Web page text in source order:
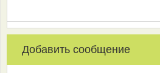
Добавить сообщение